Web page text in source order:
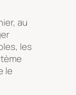
au
les
le